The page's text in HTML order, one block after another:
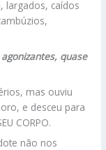
largados, caídos
quase
mas ouviu
e desceu para
CORPO.
não nos